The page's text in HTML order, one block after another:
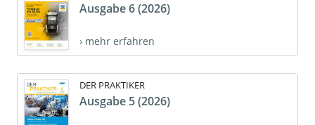
Ausgabe 6 (2026)
› mehr erfahren
DER PRAKTIKER
Ausgabe 5 (2026)